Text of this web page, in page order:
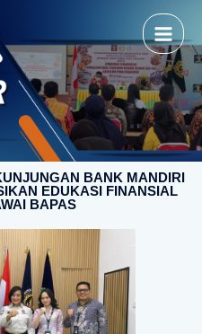
BANK MANDIRI
EDUKASI FINANSIAL
BAPAS